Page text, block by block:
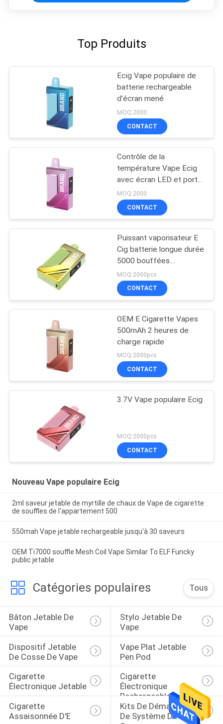
Top Produits
Ecig Vape populaire de
batterie rechargeable
d'écran mené
MOQ:2000
CONTACT
Contrôle de la
température Vape Ecig
avec écran LED et port
de charge USB
MOQ:2000
CONTACT
Puissant vaporisateur E
Cig batterie longue durée
5000 bouffées
conception OEM
MOQ:2000pcs
CONTACT
OEM E Cigarette Vapes
500mAh 2 heures de
charge rapide
MOQ:2000pcs
CONTACT
3.7V Vape populaire Ecig
MOQ:2000pcs
CONTACT
Nouveau Vape populaire Ecig
2ml saveur jetable de myrtille de chaux de Vape de cigarette
de souffles de l'appartement 500
550mah Vape jetable rechargeable jusqu'à 30 saveurs
OEM Ti7000 souffle Mesh Coil Vape Similar To ELF Funcky
public jetable
Catégories populaires Tous
Bâton Jetable De
Vape
Stylo Jetable De
Vape
Dispositif Jetable
De Cosse De Vape
Vape Plat Jetable
Pen Pod
Cigarette
Électronique Jetable
Cigarette
Électronique
Rechargeable
Cigarette
Assaisonnée D'E
Kits De Démarreur
De Système De